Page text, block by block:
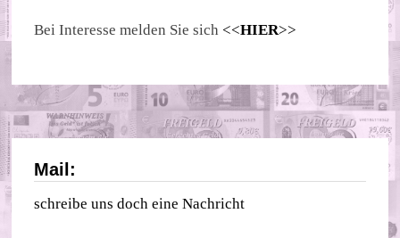
Bei Interesse melden Sie sich <<HIER>>
Mail:
schreibe uns doch eine Nachricht